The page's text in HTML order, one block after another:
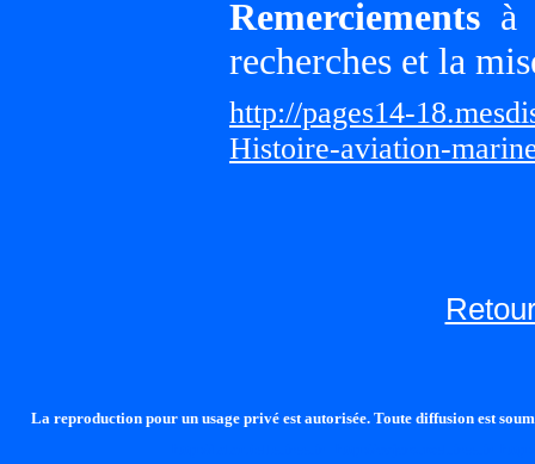
Remerciements à
recherches et la
http://pages14-
Histoire-aviation-
La reproduction pour un usage privé est autorisée. Toute diffusion est